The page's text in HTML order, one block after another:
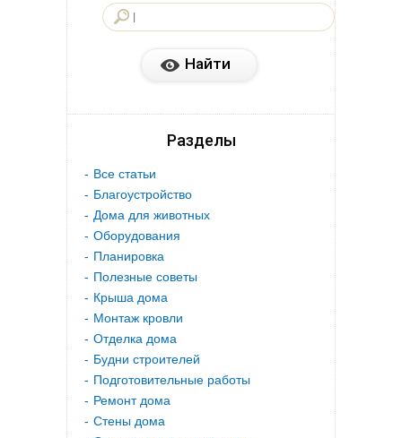
Разделы
Все статьи
Благоустройство
Дома для животных
Оборудования
Планировка
Полезные советы
Крыша дома
Монтаж кровли
Отделка дома
Будни строителей
Подготовительные работы
Ремонт дома
Стены дома